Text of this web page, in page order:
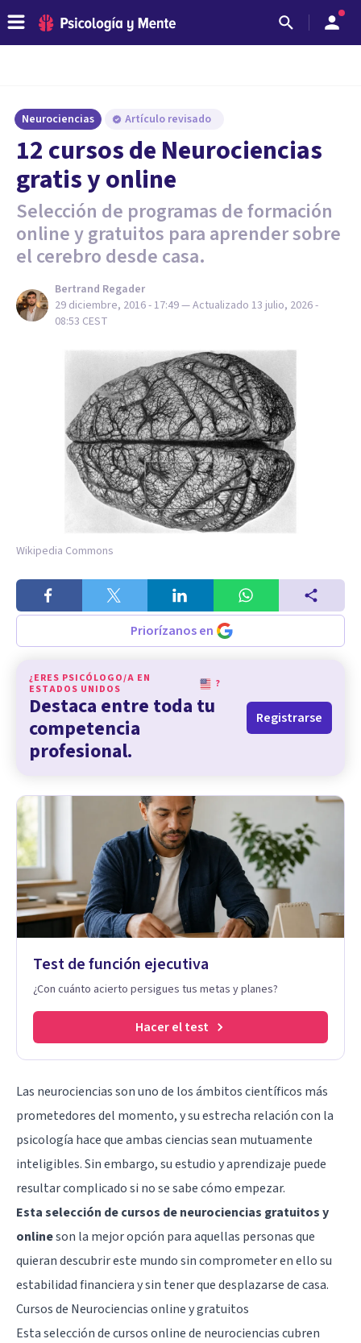
Neurociencias Artículo revisado
12 cursos de Neurociencias
gratis y online
Selección de programas de formación
online y gratuitos para aprender sobre
el cerebro desde casa.
Bertrand Regader
29 diciembre, 2016 - 17:49— Actualizado 13 julio, 2026 -
08:53 CEST
Wikipedia Commons
Priorízanos en
¿ERES PSICÓLOGO/A EN
ESTADOS UNIDOS
?
Destaca entre toda tu
competencia
profesional.
Registrarse
Test de función ejecutiva
¿Con cuánto acierto persigues tus metas y planes?
Hacer el test
Las neurociencias son uno de los ámbitos científicos más
prometedores del momento, y su estrecha relación con la
psicología hace que ambas ciencias sean mutuamente
inteligibles. Sin embargo, su estudio y aprendizaje puede
resultar complicado si no se sabe cómo empezar.
Esta selección de cursos de neurociencias gratuitos y
onlineson la mejor opción para aquellas personas que
quieran descubrir este mundo sin comprometer en ello su
estabilidad financiera y sin tener que desplazarse de casa.
Cursos de Neurociencias online y gratuitos
Esta selección de cursos online de neurociencias cubren